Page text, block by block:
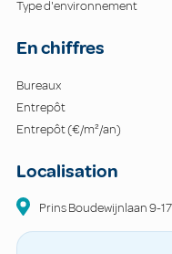
Type d'environnement
En chiffres
Bureaux
Entrepôt
Entrepôt (€/m²/an)
Localisation
Prins Boudewijnlaan 9-17